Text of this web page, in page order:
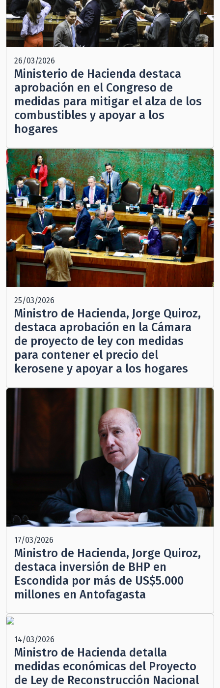
26/03/2026
Ministerio de Hacienda destaca
aprobación en el Congreso de
medidas para mitigar el alza de los
combustibles y apoyar a los
hogares
25/03/2026
Ministro de Hacienda, Jorge Quiroz,
destaca aprobación en la Cámara
de proyecto de ley con medidas
para contener el precio del
kerosene y apoyar a los hogares
17/03/2026
Ministro de Hacienda, Jorge Quiroz,
destaca inversión de BHP en
Escondida por más de US$5.000
millones en Antofagasta
14/03/2026
Ministro de Hacienda detalla
medidas económicas del Proyecto
de Ley de Reconstrucción Nacional